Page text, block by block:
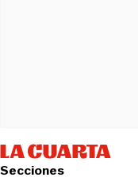
Secciones